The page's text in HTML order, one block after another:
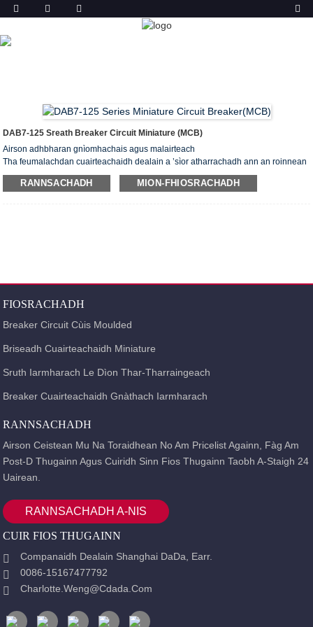
TORADH
DAB7-125 Sreath Breaker Circuit Miniature (MCB)
Airson adhbharan gnìomhachais agus malairteach
Tha feumalachdan cuairteachaidh dealain a ’sìor atharrachadh ann an roinnean
còmhnaidh, malairteach agus gnìomhachais. Tha sàbhailteachd obrachaidh nas
fheàrr, leantainneachd seirbheis, barrachd goireasachd agus cosgais
RANNSACHADH MION-FHIOSRACHADH
FIOSRACHADH
Breaker Circuit Cùis Moulded
Briseadh Cuairteachaidh Miniature
Sruth Iarmharach Le Dìon Thar-Tharraingeach
Breaker Cuairteachaidh Gnàthach Iarmharach
RANNSACHADH
Airson Ceistean Mu Na Toraidhean No Am Pricelist Againn, Fàg Am
Post-D Thugainn Agus Cuiridh Sinn Fios Thugainn Taobh A-Staigh 24
Uairean.
RANNSACHADH A-NIS
CUIR FIOS THUGAINN
Companaidh Dealain Shanghai DaDa, Earr.
0086-15167477792
Charlotte.weng@cdada.com